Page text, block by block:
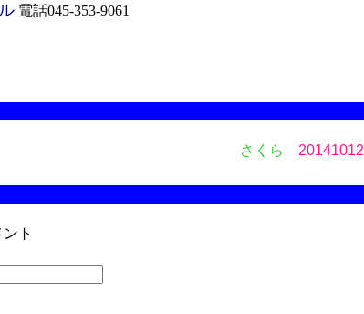
電話045-353-9061
さくら 20141012
ト